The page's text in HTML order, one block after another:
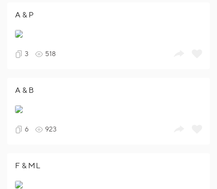
A & P
3 518
A & B
6 923
F & ML